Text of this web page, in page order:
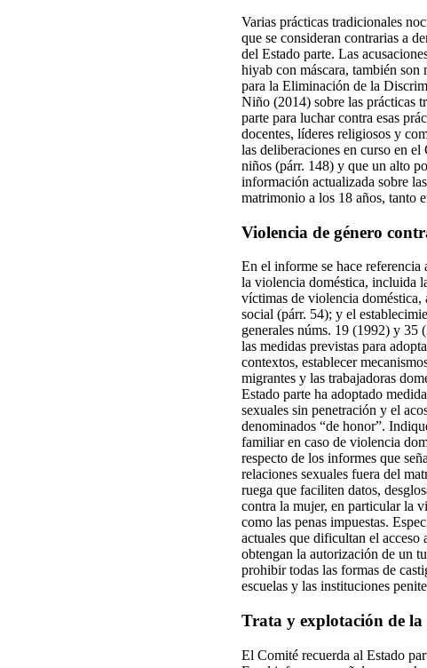
Varias prácticas tradicionales
que se consideran contrarias a
del Estado parte. Las
hiyab con máscara, también
para la Eliminación de la
Niño (2014) sobre las prácticas
parte para luchar contra esas
docentes, líderes religiosos y
las deliberaciones en curso en
niños (párr. 148) y que un alto
información actualizada sobre
matrimonio a los 18 años, tanto
Violencia de género
En el informe se hace
la violencia doméstica, incluida
víctimas de violencia doméstica,
social (párr. 54); y el
generales núms. 19 (1992) y 35
las medidas previstas para
contextos, establecer
migrantes y las trabajadoras
Estado parte ha adoptado
sexuales sin penetración y el
denominados “de honor”.
familiar en caso de violencia
respecto de los informes que
relaciones sexuales fuera del
ruega que faciliten datos,
contra la mujer, en particular la
como las penas impuestas.
actuales que dificultan el acceso
obtengan la autorización de un
prohibir todas las formas de
escuelas y las instituciones
Trata y explotación de
El Comité recuerda al Estado